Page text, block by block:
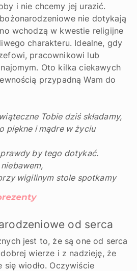
i nie chcemy jej urazić.
nie dotykają
wchodzą w kwestie religijne
charakteru. Idealne, gdy
pracownikowi lub
Oto kilka ciekawych
przypadną Wam do
Tobie dziś składamy,
piękne i mądre w życiu
by tego dotykać.
wigilinym stole spotkamy
od serca
jest to, że są one od serca
wierze i z nadzieję, że
wiodło. Oczywiście